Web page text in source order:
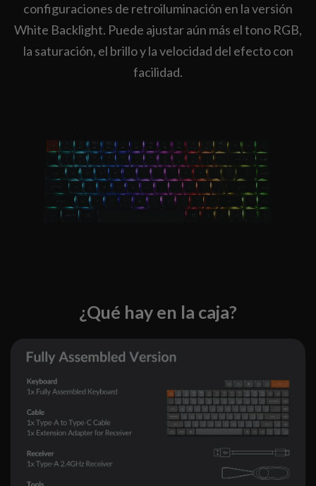
configuraciones de retroiluminación en la versión
White Backlight. Puede ajustar aún más el tono RGB,
la saturación, el brillo y la velocidad del efecto con
facilidad.
¿Qué hay en la caja?